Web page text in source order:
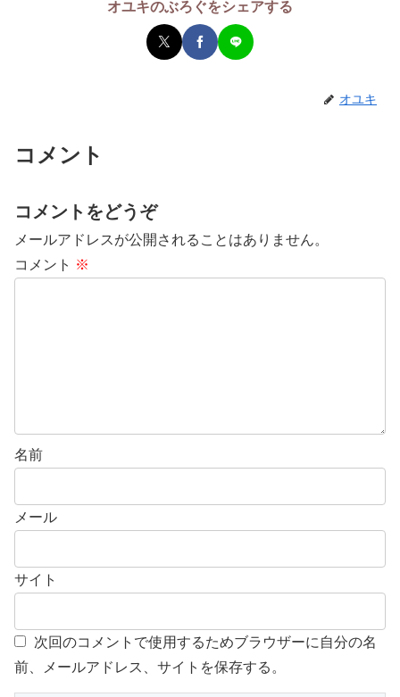
オユキのぶろぐをシェアする
オユキ
コメント
コメントをどうぞ
メールアドレスが公開されることはありません。
コメント ※
名前
メール
サイト
次回のコメントで使用するためブラウザーに自分の名
前、メールアドレス、サイトを保存する。